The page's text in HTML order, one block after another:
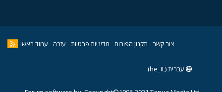
צור קשר תקנון הפורום מדיניות פרטיות עזרה עמוד ראשי
עברית (he_IL)